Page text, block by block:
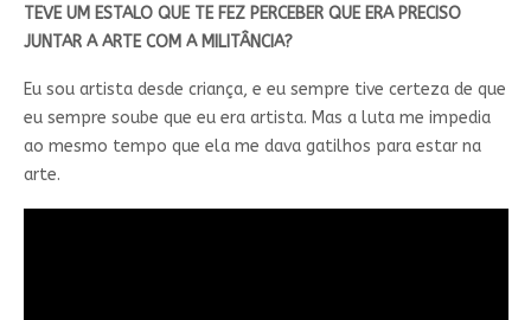
TEVE UM ESTALO QUE TE FEZ PERCEBER QUE ERA PRECISO
JUNTAR A ARTE COM A MILITÂNCIA?
Eu sou artista desde criança, e eu sempre tive certeza de que
eu sempre soube que eu era artista. Mas a luta me impedia
ao mesmo tempo que ela me dava gatilhos para estar na
arte.